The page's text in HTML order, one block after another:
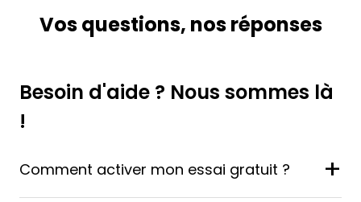
Vos questions, nos réponses
Besoin d'aide ? Nous sommes là
!
Comment activer mon essai gratuit ? +